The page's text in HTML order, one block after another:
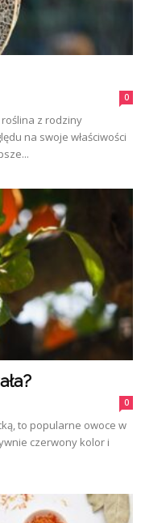
0
z rodziny
na swoje właściwości
0
to popularne owoce w
czerwony kolor i